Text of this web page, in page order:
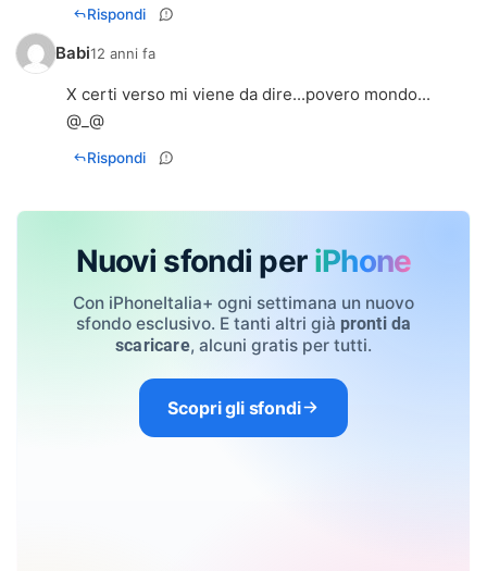
Rispondi
Babi12 anni fa
X certi verso mi viene da dire...povero mondo...
@_@
Rispondi
Nuovi sfondi per iPhone
Con iPhoneItalia+ ogni settimana un nuovo
sfondo esclusivo. E tanti altri già pronti da
scaricare, alcuni gratis per tutti.
Scopri gli sfondi